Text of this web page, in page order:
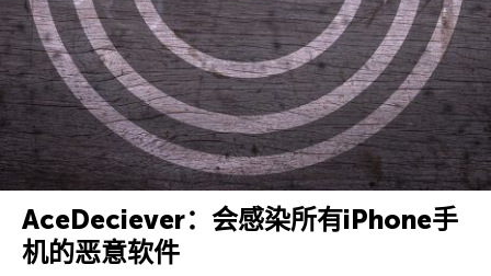
AceDeciever：会感染所有iPhone手
机的恶意软件